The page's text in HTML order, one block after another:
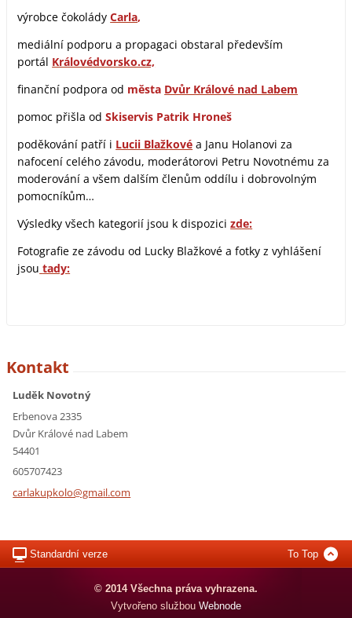
výrobce čokoládyCarla,
mediální podporu a propagaci obstaral především
portál Královédvorsko.cz,
finanční podpora od města Dvůr Králové nad Labem
pomoc přišla odSkiservis Patrik Hroneš
poděkování patří i Lucii Blažkové a Janu Holanovi za
nafocení celého závodu, moderátorovi Petru Novotnému za
moderování a všem dalším členům oddílu i dobrovolným
pomocníkům…
Výsledky všech kategorií jsou k dispozicizde:
Fotografie ze závodu od Lucky Blažkové a fotky z vyhlášení
jsou tady:
Kontakt
Luděk Novotný
Erbenova 2335
Dvůr Králové nad Labem
54401
605707423
carlakupkolo@gmail.com
Standardní verze To Top
© 2014 Všechna práva vyhrazena.
Vytvořeno službou Webnode